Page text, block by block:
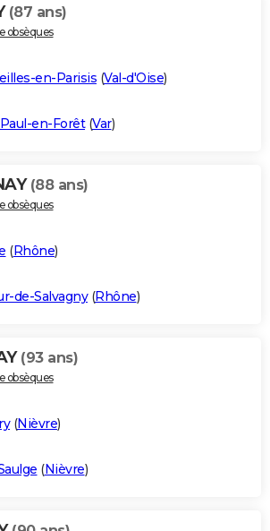
(87 ans)
obsèques
en-Parisis (Val-d'Oise)
en-Forêt(Var)
(88 ans)
obsèques
(Rhône)
de-Salvagny(Rhône)
(93 ans)
obsèques
(Nièvre)
(Nièvre)